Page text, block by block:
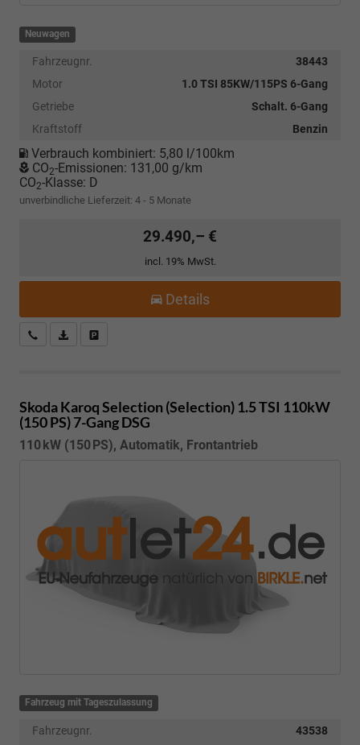
Neuwagen
Fahrzeugnr.
38443
Motor
1.0 TSI 85KW/115PS 6-Gang
Getriebe
Schalt. 6-Gang
Kraftstoff
Benzin
Verbrauch kombiniert: 5,80 l/100km
CO2-Emissionen: 131,00 g/km
CO2-Klasse: D
unverbindliche Lieferzeit: 4 - 5 Monate
29.490,– €
incl. 19% MwSt.
Details
Kostenloser Rückruf-Service
PDF-Datei, Fahrzeugexposé drucken
Skoda KaroqSelection (Selection) 1.5 TSI 110kW
(150 PS) 7-Gang DSG
110 kW (150 PS), Automatik, Frontantrieb
Fahrzeug mit Tageszulassung
Fahrzeugnr.
43538